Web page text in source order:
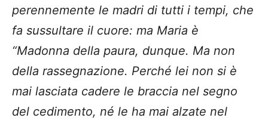
perennemente le madri di tutti i tempi, che
fa sussultare il cuore: ma Maria è
“Madonna della paura, dunque. Ma non
della rassegnazione. Perché lei non si è
mai lasciata cadere le braccia nel segno
del cedimento, né le ha mai alzate nel